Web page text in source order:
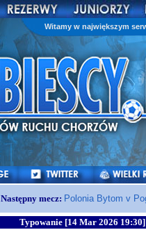
Witamy w największym
Następny mecz: Polonia Bytom v
Typowanie [14 Mar 2026 19:30]